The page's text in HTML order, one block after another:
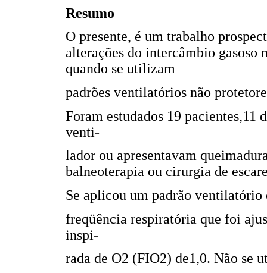
Resumo
O presente, é um trabalho
alterações do intercâmbio gasoso
quando se utilizam
padrões ventilatórios não
Foram estudados 19 pacientes,11
venti-
lador ou apresentavam
balneoterapia ou cirurgia de
Se aplicou um padrão
freqüência respiratória que foi
inspi-
rada de O2 (FIO2) de1,0. Não se